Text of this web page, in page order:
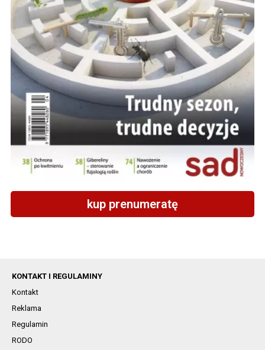
kup prenumeratę
KONTAKT I REGULAMINY
Kontakt
Reklama
Regulamin
RODO